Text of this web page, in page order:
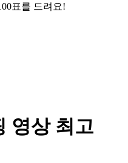
표를 드려요!
영상 최고